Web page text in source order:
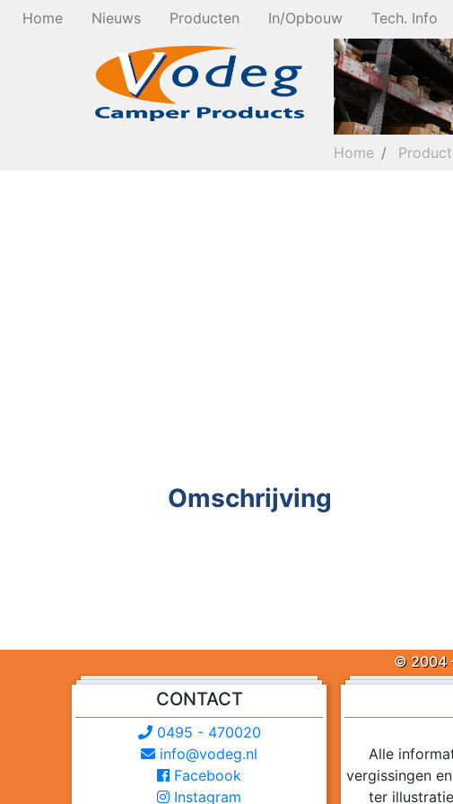
Home Nieuws Producten In/Opbouw Tech. Info
Home
Omschrijving
© 2004
CONTACT
0495 - 470020
info@vodeg.nl
Facebook
Instagram
Alle
vergissingen
ter